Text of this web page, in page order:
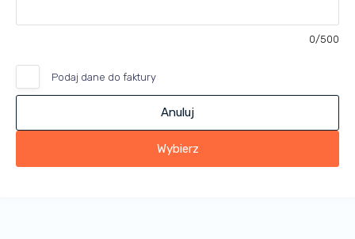
0/500
Podaj dane do faktury
Anuluj
Wybierz